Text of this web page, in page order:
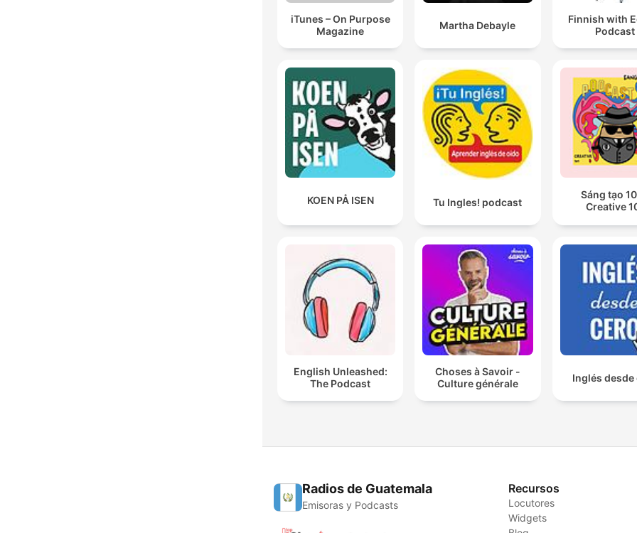
iTunes – On Purpose
Magazine
Martha Debayle
Finnish with
Podcast
KOEN PÅ ISEN Tu Ingles! podcast
Sáng tạo
Creative
English Unleashed:
The Podcast
Choses à Savoir -
Culture générale
Inglés desde
Radios de Guatemala
Emisoras y Podcasts
Recursos
Locutores
Widgets